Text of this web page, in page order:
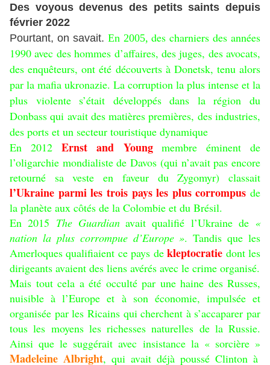
Des voyous devenus des petits saints depuis
février 2022
Pourtant, on savait. En 2005,des charniers des années
1990 avec des hommes d’affaires, des juges, des avocats,
des enquêteurs, ont été découverts à Donetsk, tenu alors
par la mafia ukronazie. La corruption la plus intense et la
plus violente s’était développés dans la région du
Donbass qui avait des matières premières, des industries,
des ports et un secteur touristique dynamique
En 2012
Ernst and Young membre éminent de
l’oligarchie mondialiste de Davos (qui n’avait pas encore
retourné sa veste en faveur du Zygomyr) classait
l’Ukraine parmi les trois pays les plus corrompus de
la planète aux côtés de la Colombie et du Brésil.
En 2015 The Guardian avait qualifié l’Ukraine de «
nation la plus corrompue d’Europe ». Tandis que les
Amerloques qualifiaient ce pays de kleptocratie dont les
dirigeants avaient des liens avérés avec le crime organisé.
Mais tout cela a été occulté par une haine des Russes,
nuisible à l’Europe et à son économie, impulsée et
organisée par les Ricains qui cherchent à s’accaparer par
tous les moyens les richesses naturelles de la Russie.
Ainsi que le suggérait avec insistance la « sorcière »
Madeleine Albright, qui avait déjà poussé Clinton à